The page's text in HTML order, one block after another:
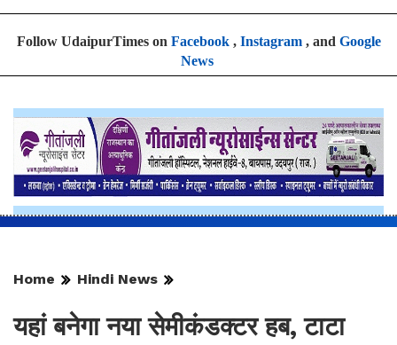
Follow UdaipurTimes on Facebook, Instagram, and Google
News
Home Hindi News
यहां बनेगा नया सेमीकंडक्टर हब, टाटा